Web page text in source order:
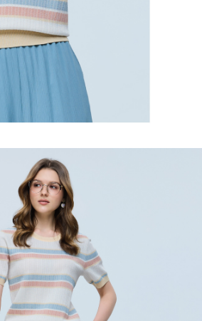
」時，將依據個別帳號之用戶狀況，依本公司即
；若仍有額度不足之情形，本公司將視審查結果
或使用他人資訊註冊。若發現惡意使用之情形，
權停止該用戶之使用額度並採取法律行動。
含以上)免運費